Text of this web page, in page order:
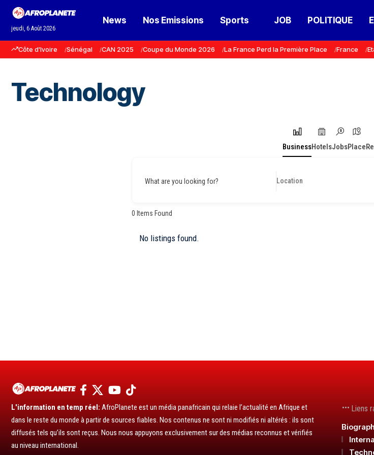
jeudi, 6 Août 2026
News Nos Emissions Sports JOB POLITIQUE
Côte d'Ivoire Sénégal CAN 2025 Coupe du Monde 2026 La France Perd la Première Place France
Technology
BusinessHotelsJobsPlace
What are you looking for?
0 Items Found
No listings found.
L'information en temp réel: AfroPlanete est un média panafricain qui relaie l’actualité en Afrique et
dans le reste du monde à partir de sources fiables. Nos contenus ne sont ni modifiés ni altérés : ils sont
diffusés tels qu’ils sont reçus. Nous nous appuyons exclusivement sur des médias reconnus et vérifiés
au niveau international.
Liens